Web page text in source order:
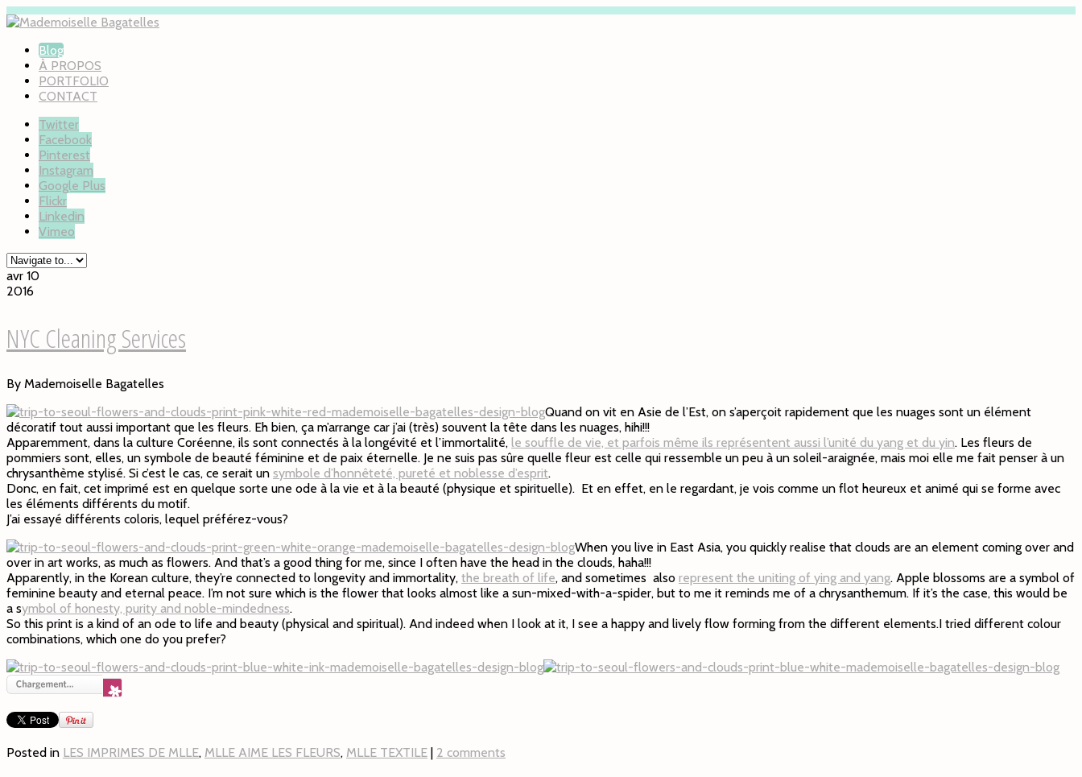
Blog
À PROPOS
PORTFOLIO
CONTACT
Twitter
Facebook
Pinterest
Instagram
Google Plus
Flickr
Linkedin
Vimeo
avr 10
2016
NYC Cleaning Services
By Mademoiselle Bagatelles
Quand on vit en Asie de l’Est, on s’aperçoit rapidement que les nuages sont un élément
décoratif tout aussi important que les fleurs. Eh bien, ça m’arrange car j’ai (très) souvent la tête dans les nuages, hihi!!!
Apparemment, dans la culture Coréenne, ils sont connectés à la longévité et l’immortalité, le souffle de vie, et parfois même ils représentent aussi l’unité du yang et du yin. Les fleurs de
pommiers sont, elles, un symbole de beauté féminine et de paix éternelle. Je ne suis pas sûre quelle fleur est celle qui ressemble un peu à un soleil-araignée, mais moi elle me fait penser à un
chrysanthème stylisé. Si c’est le cas, ce serait un symbole d’honnêteté, pureté et noblesse d’esprit.
Donc, en fait, cet imprimé est en quelque sorte une ode à la vie et à la beauté (physique et spirituelle). Et en effet, en le regardant, je vois comme un flot heureux et animé qui se forme avec
les éléments différents du motif.
J’ai essayé différents coloris, lequel préférez-vous?
When you live in East Asia, you quickly realise that clouds are an element coming over and
over in art works, as much as flowers. And that’s a good thing for me, since I often have the head in the clouds, haha!!!
Apparently, in the Korean culture, they’re connected to longevity and immortality, the breath of life, and sometimes also represent the uniting of ying and yang. Apple blossoms are a symbol of
feminine beauty and eternal peace. I’m not sure which is the flower that looks almost like a sun-mixed-with-a-spider, but to me it reminds me of a chrysanthemum. If it’s the case, this would be
a symbol of honesty, purity and noble-mindedness.
So this print is a kind of an ode to life and beauty (physical and spiritual). And indeed when I look at it, I see a happy and lively flow forming from the different elements.I tried different colour
combinations, which one do you prefer?
Posted in LES IMPRIMES DE MLLE, MLLE AIME LES FLEURS, MLLE TEXTILE | 2 comments